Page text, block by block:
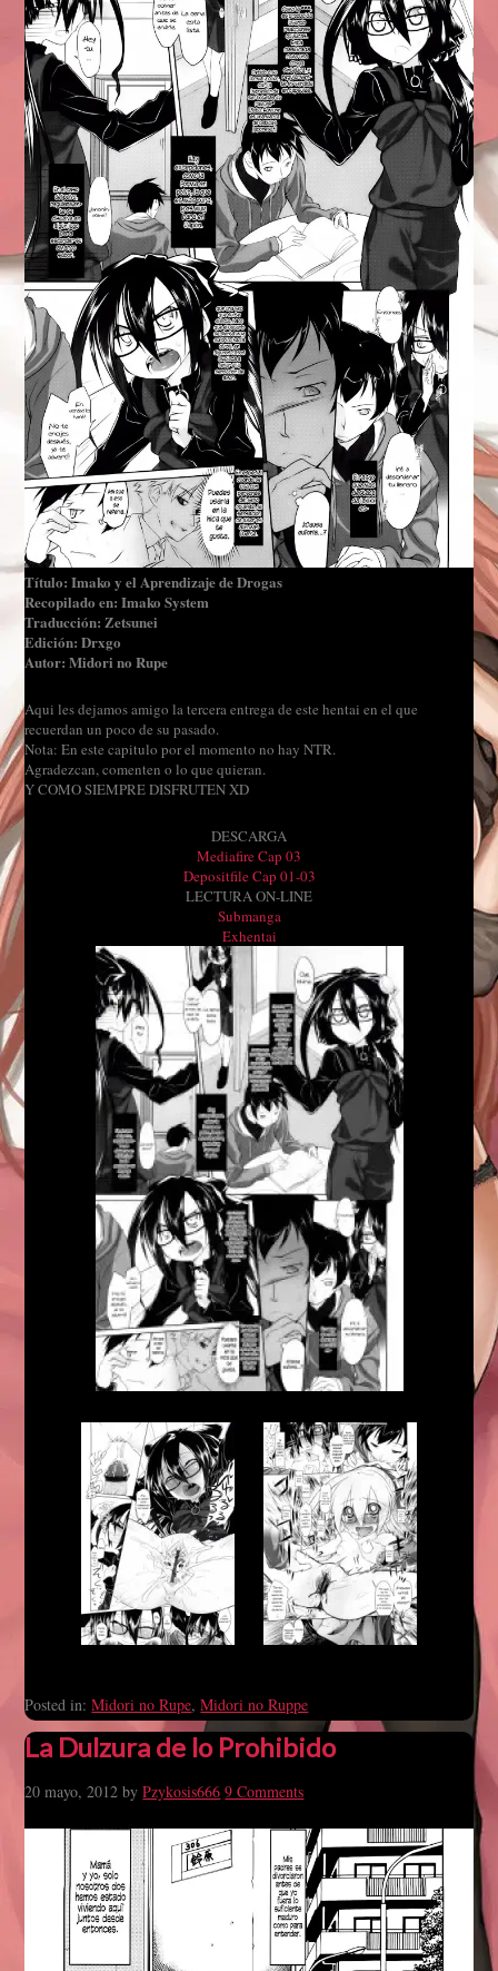
Título: Imako y el Aprendizaje de Drogas
Recopilado en: Imako System
Traducción: Zetsunei
Edición: Drxgo
Autor: Midori no Rupe
Aqui les dejamos amigo la tercera entrega de este hentai en el que
recuerdan un poco de su pasado.
Nota: En este capitulo por el momento no hay NTR.
Agradezcan, comenten o lo que quieran.
Y COMO SIEMPRE DISFRUTEN XD
DESCARGA
Mediafire Cap 03
Depositfile Cap 01-03
LECTURA ON-LINE
Submanga
Exhentai
Posted in:Midori no Rupe,Midori no Ruppe
La Dulzura de lo Prohibido
20 mayo, 2012 byPzykosis666 9 Comments